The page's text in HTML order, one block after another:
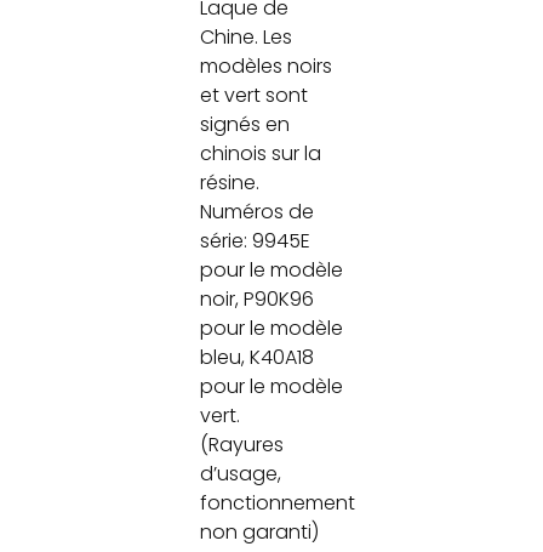
Laque de
Chine. Les
modèles noirs
et vert sont
signés en
chinois sur la
résine.
Numéros de
série: 9945E
pour le modèle
noir, P90K96
pour le modèle
bleu, K40A18
pour le modèle
vert.
(Rayures
d’usage,
fonctionnement
non garanti)